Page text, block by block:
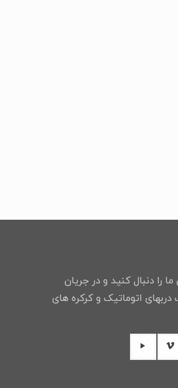
را دنبال کنید و در جریان
دربهای اتوماتیک و کرکره های